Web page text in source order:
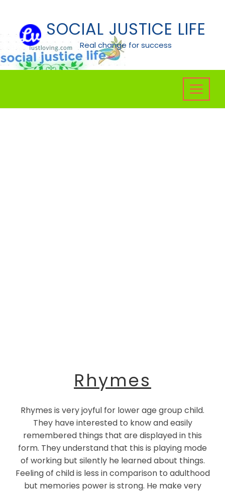
content
SOCIAL JUSTICE LIFE
Real change for success
Rhymes
Rhymes is very joyful for lower age group child.
They have interested to know and easily
remembered things that are displayed in this
form. They understand that this is playing mode
of working but silently he learned about things.
Feeling of child is less in comparison to adulthood
but memories power is strong. He make very